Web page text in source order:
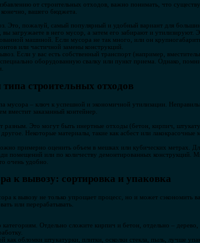
от строительных отходов, важно понимать, что
вашего бюджета.
Это, пожалуй, самый популярный и удобный вариант для
вы загружаете в него мусор, а затем его забирают и
машиной. Если мусора не так много, или он
или частичной замены конструкций.
Если у вас есть собственный транспорт (например,
специально оборудованную свалку или пункт приема. Однако,
строительных отходов
мусора – ключ к успешной и экономичной утилизации.
вместит заказанный контейнер.
разным. Это могут быть инертные отходы (бетон, кирпич,
Некоторые материалы, такие как асбест или
примерно оценить объем в мешках или кубических метрах.
помещений или по количеству демонтированных конструкций.
очень удобно.
к вывозу: сортировка и упаковка
к вывозу не только упрощает процесс, но и может сэкономить
или перерабатывать.
категориям. Отдельно сложите кирпич и бетон, отдельно –
как обломки штукатурки, плитки, осколки стекла, пыль, лучше